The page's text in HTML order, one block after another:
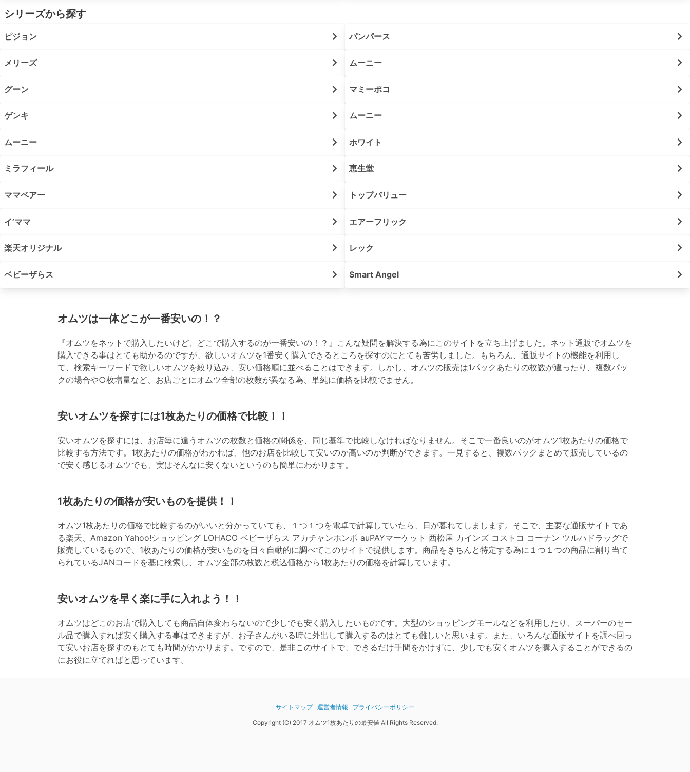
シリーズから探す
ピジョン パンパース
メリーズ ムーニー
グーン マミーポコ
ゲンキ ムーニー
ムーニー ホワイト
ミラフィール 恵生堂
ママベアー トップバリュー
イ’ママ エアーフリック
楽天オリジナル レック
ベビーザらス Smart Angel
オムツは一体どこが一番安いの！？
『オムツをネットで購入したいけど、どこで購入するのが一番安いの！？』こんな疑問を解決する為にこのサイトを立ち上げました。ネット通販でオムツを
購入できる事はとても助かるのですが、欲しいオムツを1番安く購入できるところを探すのにとても苦労しました。もちろん、通販サイトの機能を利用し
て、検索キーワードで欲しいオムツを絞り込み、安い価格順に並べることはできます。しかし、オムツの販売は1パックあたりの枚数が違ったり、複数パッ
クの場合や○枚増量など、お店ごとにオムツ全部の枚数が異なる為、単純に価格を比較でません。
安いオムツを探すには1枚あたりの価格で比較！！
安いオムツを探すには、お店毎に違うオムツの枚数と価格の関係を、同じ基準で比較しなければなりません。そこで一番良いのがオムツ1枚あたりの価格で
比較する方法です。1枚あたりの価格がわかれば、他のお店を比較して安いのか高いのか判断ができます。一見すると、複数パックまとめて販売しているの
で安く感じるオムツでも、実はそんなに安くないというのも簡単にわかります。
1枚あたりの価格が安いものを提供！！
オムツ1枚あたりの価格で比較するのがいいと分かっていても、１つ１つを電卓で計算していたら、日が暮れてしまします。そこで、主要な通販サイトであ
る楽天、Amazon Yahoo!ショッピング LOHACO ベビーザらス アカチャンホンポ auPAYマーケット 西松屋 カインズ コストコ コーナン ツルハドラッグで
販売しているもので、1枚あたりの価格が安いものを日々自動的に調べてこのサイトで提供します。商品をきちんと特定する為に１つ１つの商品に割り当て
られているJANコードを基に検索し、オムツ全部の枚数と税込価格から1枚あたりの価格を計算しています。
安いオムツを早く楽に手に入れよう！！
オムツはどこのお店で購入しても商品自体変わらないので少しでも安く購入したいものです。大型のショッピングモールなどを利用したり、スーパーのセー
ル品で購入すれば安く購入する事はできますが、お子さんがいる時に外出して購入するのはとても難しいと思います。また、いろんな通販サイトを調べ回っ
て安いお店を探すのもとても時間がかかります。ですので、是非このサイトで、できるだけ手間をかけずに、少しでも安くオムツを購入することができるの
にお役に立てればと思っています。
サイトマップ 運営者情報
プライバシーポリシー
Copyright (C) 2017 オムツ1枚あたりの最安値 All Rights Reserved.